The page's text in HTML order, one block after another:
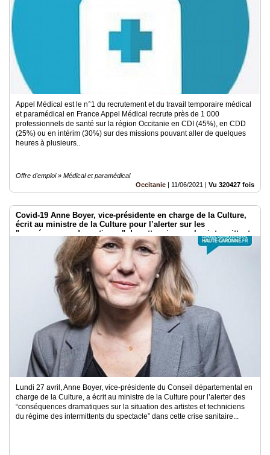
Appel Médical est le n°1 du recrutement et du travail temporaire médical
et paramédical en France Appel Médical recrute près de 1 000
professionnels de santé sur la région Occitanie en CDI (45%), en CDD
(25%) ou en intérim (30%) sur des missions pouvant aller de quelques
heures à plusieurs..
Offre d'emploi » Médical et paramédical
Occitanie | 11/06/2021 | Vu 320427 fois
Covid-19 Anne Boyer, vice-présidente en charge de la Culture,
écrit au ministre de la Culture pour l’alerter sur les
"conséquences dramatiques" de cette crise sur les intermittents
du spectacle @HauteGaronne @AnneBOYER31
Lundi 27 avril, Anne Boyer, vice-présidente du Conseil départemental en
charge de la Culture, a écrit au ministre de la Culture pour l’alerter des
“conséquences dramatiques sur la situation des artistes et techniciens
du régime des intermittents du spectacle” dans cette crise sanitaire...